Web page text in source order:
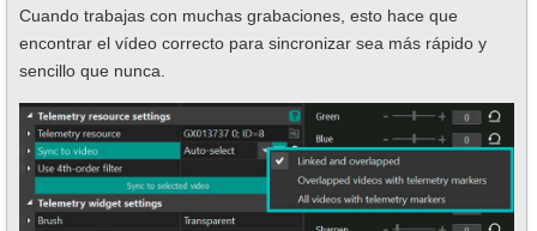
Cuando trabajas con muchas grabaciones, esto hace que
encontrar el vídeo correcto para sincronizar sea más rápido y
sencillo que nunca.